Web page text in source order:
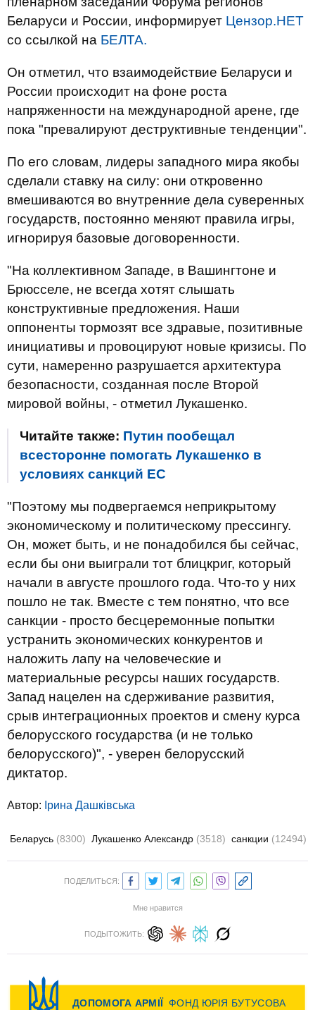
Беларуси и России, информирует Цензор.НЕТ
со ссылкой на БЕЛТА.
Он отметил, что взаимодействие Беларуси и
России происходит на фоне роста
напряженности на международной арене, где
пока "превалируют деструктивные тенденции".
По его словам, лидеры западного мира якобы
сделали ставку на силу: они откровенно
вмешиваются во внутренние дела суверенных
государств, постоянно меняют правила игры,
игнорируя базовые договоренности.
"На коллективном Западе, в Вашингтоне и
Брюсселе, не всегда хотят слышать
конструктивные предложения. Наши
оппоненты тормозят все здравые, позитивные
инициативы и провоцируют новые кризисы. По
сути, намеренно разрушается архитектура
безопасности, созданная после Второй
мировой войны, - отметил Лукашенко.
Читайте также: Путин пообещал
всесторонне помогать Лукашенко в
условиях санкций ЕС
"Поэтому мы подвергаемся неприкрытому
экономическому и политическому прессингу.
Он, может быть, и не понадобился бы сейчас,
если бы они выиграли тот блицкриг, который
начали в августе прошлого года. Что-то у них
пошло не так. Вместе с тем понятно, что все
санкции - просто бесцеремонные попытки
устранить экономических конкурентов и
наложить лапу на человеческие и
материальные ресурсы наших государств.
Запад нацелен на сдерживание развития,
срыв интеграционных проектов и смену курса
белорусского государства (и не только
белорусского)", - уверен белорусский
диктатор.
Автор: Ірина Дашківська
Беларусь (8300) Лукашенко Александр (3518) санкции (12494)
ПОДЕЛИТЬСЯ:
Мне нравится
ПОДЫТОЖИТЬ: